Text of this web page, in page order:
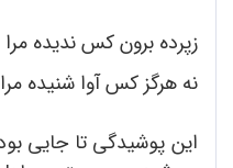
زپرده برون کس ندیده مرا
نه هرگز کس آوا شنیده مرا
این پوشیدگی تا جایی